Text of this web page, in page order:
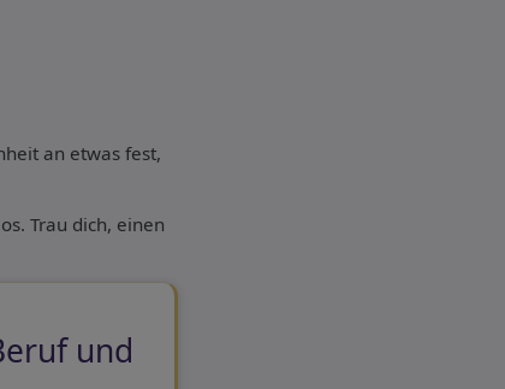
an etwas fest,
Trau dich, einen
und